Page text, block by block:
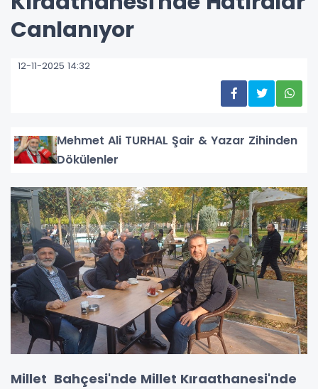
Canlanıyor
12-11-2025 14:32
Mehmet Ali TURHAL Şair & Yazar Zihinden
Dökülenler
Millet Bahçesi'nde Millet Kıraathanesi'nde